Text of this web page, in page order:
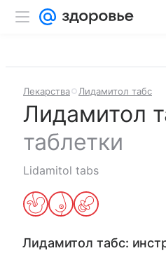
Лекарства Лидамитол табс
Лидамитол
таблетки
Lidamitol tabs
Лидамитол табс: